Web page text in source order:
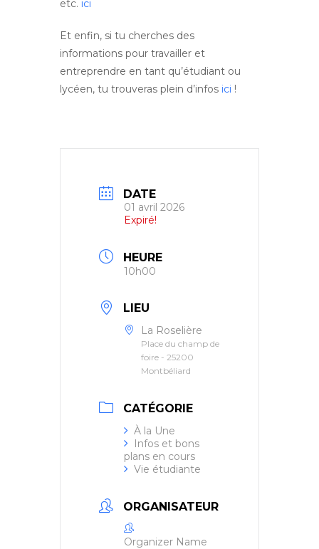
etc. ici
Et enfin, si tu cherches des
informations pour travailler et
entreprendre en tant qu’étudiant ou
lycéen, tu trouveras plein d’infos ici !
DATE
01 avril 2026
Expiré!
HEURE
10h00
LIEU
La Roselière
Place du champ de
foire - 25200
Montbéliard
CATÉGORIE
À la Une
Infos et bons
plans en cours
Vie étudiante
ORGANISATEUR
Organizer Name